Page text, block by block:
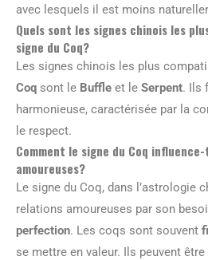
avec lesquels il est moins
Quels sont les signes chinois les
signe du Coq?
Les signes chinois les plus
Coq sont le Buffle et le Serpent. Ils
harmonieuse, caractérisée par la
le respect.
Comment le signe du Coq
amoureuses?
Le signe du Coq, dans l’astrologie
relations amoureuses par son
perfection. Les coqs sont souvent
se mettre en valeur. Ils peuvent être